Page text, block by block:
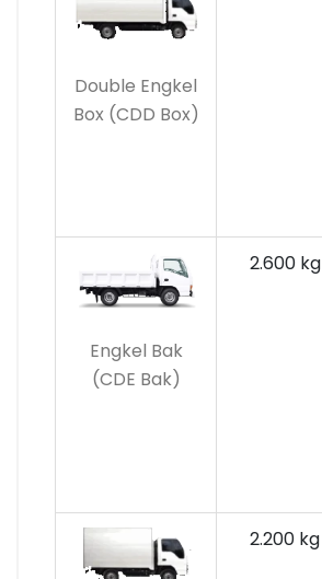
Double Engkel
Box (CDD Box)
Engkel Bak
(CDE Bak)
2.600 kg
2.200 kg